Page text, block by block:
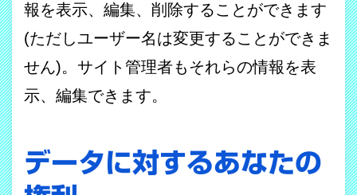
報を表示、編集、削除することができます
(ただしユーザー名は変更することができま
せん)。サイト管理者もそれらの情報を表
示、編集できます。
データに対するあなたの